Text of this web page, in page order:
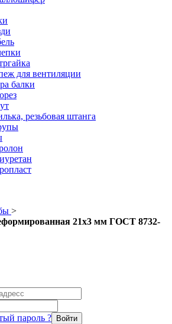
для вентиляции
балки
резьбовая штанга
>
21х3 мм ГОСТ 8732-
пароль ?
Войти